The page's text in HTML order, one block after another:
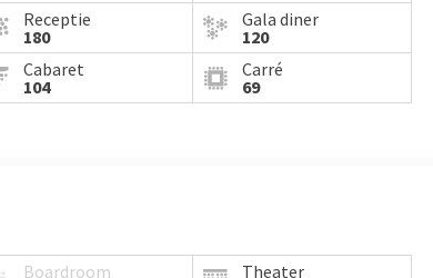
Receptie
180
Gala diner
120
Cabaret
104
Carré
69
Boardroom Theater